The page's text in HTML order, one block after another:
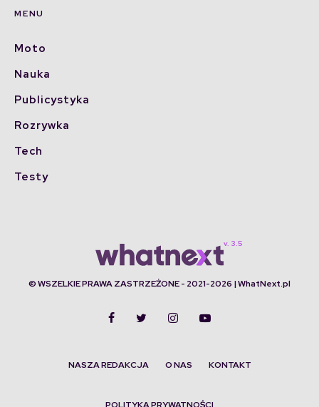
MENU
Moto
Nauka
Publicystyka
Rozrywka
Tech
Testy
© WSZELKIE PRAWA ZASTRZEŻONE - 2021-2026 | WhatNext.pl
NASZA REDAKCJA O NAS KONTAKT